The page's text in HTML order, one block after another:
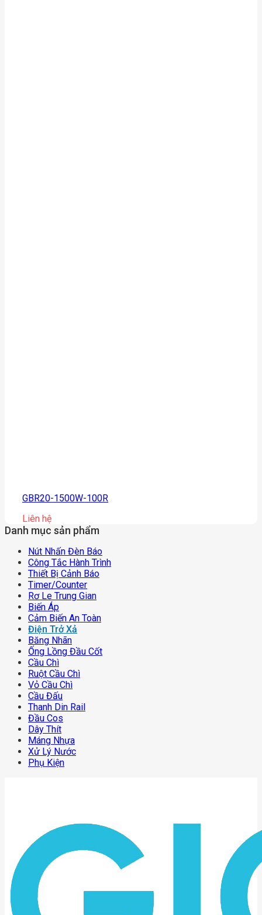
GBR20-1500W-100R
Liên hệ
Danh mục sản phẩm
Nút Nhấn Đèn Báo
Công Tắc Hành Trình
Thiết Bị Cảnh Báo
Timer/counter
Rơ Le Trung Gian
Biến Áp
Cảm Biến An Toàn
Điện Trở Xả
Băng Nhãn
Ống Lồng Đầu Cốt
Cầu Chì
Ruột Cầu Chì
Vỏ Cầu Chì
Cầu Đấu
Thanh Din Rail
Đầu Cos
Dây Thít
Máng Nhựa
Xử Lý Nước
Phụ Kiện